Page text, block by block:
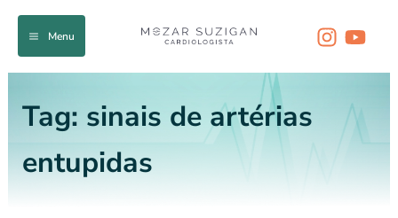
Menu
Tag: sinais de artérias
entupidas